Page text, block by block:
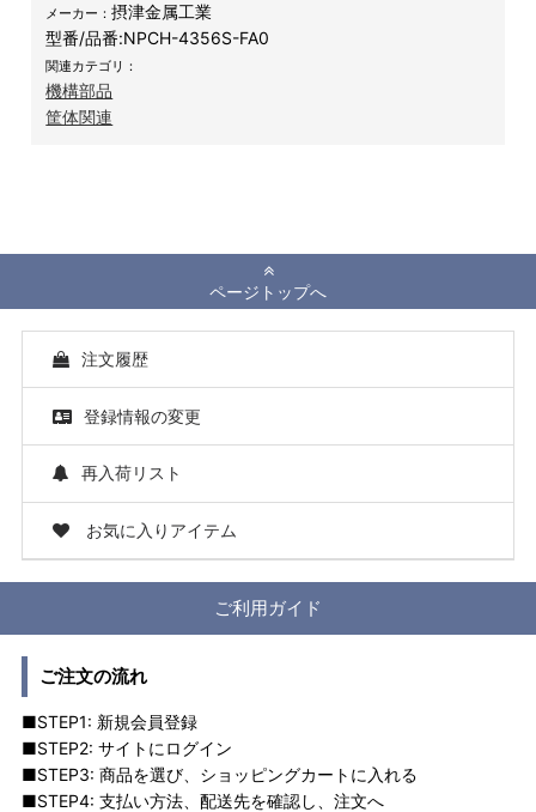
メーカー：摂津金属工業
型番/品番:NPCH-4356S-FA0
関連カテゴリ：
機構部品
筐体関連
ページトップへ
注文履歴
登録情報の変更
再入荷リスト
お気に入りアイテム
ご利用ガイド
ご注文の流れ
■STEP1: 新規会員登録
■STEP2: サイトにログイン
■STEP3: 商品を選び、ショッピングカートに入れる
■STEP4: 支払い方法、配送先を確認し、注文へ